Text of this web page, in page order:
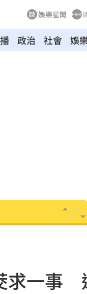
娛樂星聞
政治 社會 娛
求一事